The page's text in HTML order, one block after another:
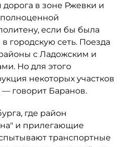
в зоне Ржевки и
если бы была
городскую сеть. Поезда
с Ладожским и
Но для этого
некоторых участков
— говорит Баранов.
где район
и прилегающие
транспортные